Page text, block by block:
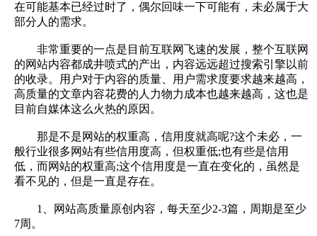
在可能基本已经过时了，偶尔回味一下可能有，未必属于大
部分人的需求。
非常重要的一点是目前互联网飞速的发展，整个互联网
的网站内容都成井喷式的产出，内容远远超过搜索引擎以前
的收录。用户对于内容的质量、用户需求度要求越来越高，
高质量的文章内容花费的人力物力成本也越来越高，这也是
目前自媒体这么火热的原因。
那是不是网站的权重高，信用度就高呢?这个未必，一
般行业很多网站有些信用度高，但权重低;也有些是信用
低，而网站的权重高;这个信用度是一直在变化的，虽然是
看不见的，但是一直是存在。
1、网站高质量原创内容，每天至少2-3篇，周期是至少
7周。